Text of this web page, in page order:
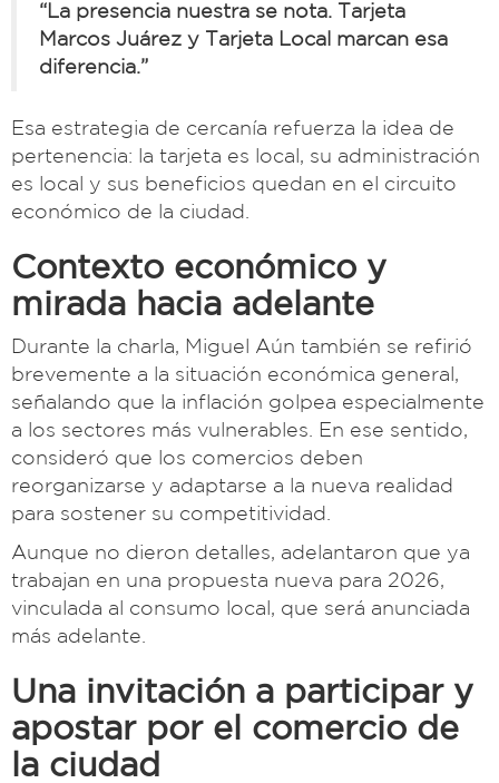
“La presencia nuestra se nota. Tarjeta
Marcos Juárez y Tarjeta Local marcan esa
diferencia.”
Esa estrategia de cercanía refuerza la idea de
pertenencia: la tarjeta es local, su administración
es local y sus beneficios quedan en el circuito
económico de la ciudad.
Contexto económico y
mirada hacia adelante
Durante la charla, Miguel Aún también se refirió
brevemente a la situación económica general,
señalando que la inflación golpea especialmente
a los sectores más vulnerables. En ese sentido,
consideró que los comercios deben
reorganizarse y adaptarse a la nueva realidad
para sostener su competitividad.
Aunque no dieron detalles, adelantaron que ya
trabajan en una propuesta nueva para 2026,
vinculada al consumo local, que será anunciada
más adelante.
Una invitación a participar y
apostar por el comercio de
la ciudad